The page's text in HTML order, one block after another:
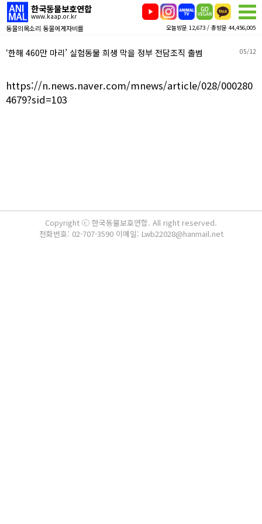
한국동물보호연합
www.kaap.or.kr
동물의목소리 동물에게자비를 오늘방문 12,673 / 총방문 44,456,005
‘한해 460만 마리’ 실험동물 희생 막을 정부 전담조직 출범 05/12
https://n.news.naver.com/mnews/article/028/000280
4679?sid=103
Copyright ⓒ 한국동물보호연합. All right reserved.
전화번호: 02-707-3590 이메일: Lwb22028@hanmail.net